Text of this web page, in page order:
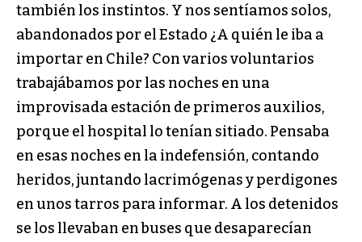
también los instintos. Y nos sentíamos solos,
abandonados por el Estado ¿A quién le iba a
importar en Chile? Con varios voluntarios
trabajábamos por las noches en una
improvisada estación de primeros auxilios,
porque el hospital lo tenían sitiado. Pensaba
en esas noches en la indefensión, contando
heridos, juntando lacrimógenas y perdigones
en unos tarros para informar. A los detenidos
se los llevaban en buses que desaparecían